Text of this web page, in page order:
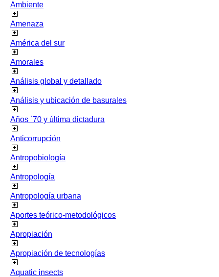
Ambiente
Amenaza
América del sur
Amorales
Análisis global y detallado
Análisis y ubicación de basurales
Años ´70 y última dictadura
Anticorrupción
Antropobiología
Antropología
Antropología urbana
Aportes teórico-metodológicos
Apropiación
Apropiación de tecnologías
Aquatic insects